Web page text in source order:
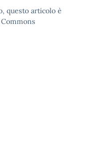
questo articolo è